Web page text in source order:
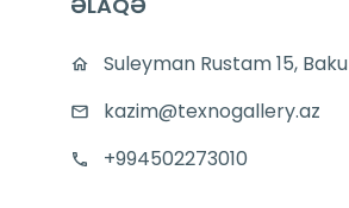
Suleyman Rustam 15, Baku
kazim@texnogallery.az
+994502273010